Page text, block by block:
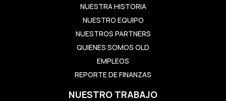
NUESTRA HISTORIA
NUESTRO EQUIPO
NUESTROS PARTNERS
QUIENES SOMOS OLD
EMPLEOS
REPORTE DE FINANZAS
NUESTRO TRABAJO